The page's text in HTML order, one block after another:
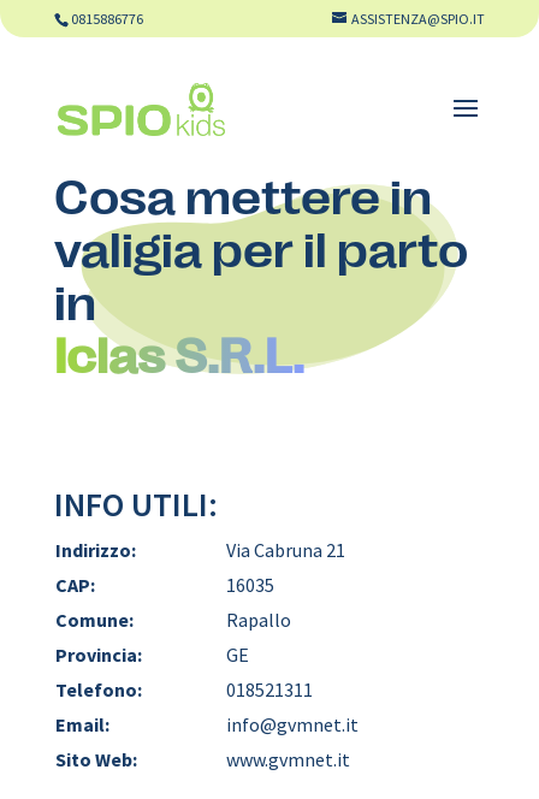
0815886776 ASSISTENZA@SPIO.IT
Cosa mettere in
valigia per il parto
in
Iclas S.R.L.
INFO UTILI:
Indirizzo:
Via Cabruna 21
CAP:
16035
Comune:
Rapallo
Provincia:
GE
Telefono:
018521311
Email:
info@gvmnet.it
Sito Web:
www.gvmnet.it